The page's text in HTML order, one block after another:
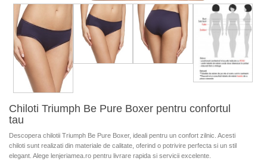
Chiloti Triumph Be Pure Boxer pentru confortul
tau
Descopera chilotii Triumph Be Pure Boxer, ideali pentru un confort zilnic. Acesti
chiloti sunt realizati din materiale de calitate, oferind o potrivire perfecta si un stil
elegant. Alege lenjeriamea.ro pentru livrare rapida si servicii excelente.